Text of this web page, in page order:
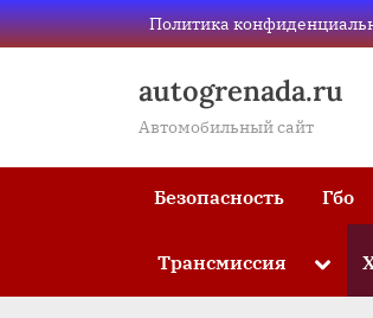
Skip
to
Политика
autogrenada.ru
Автомобильный сайт
Безопасность Гбо
Трансмиссия
menu